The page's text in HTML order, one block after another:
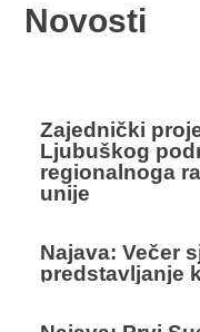
Novosti
Zajednički
Ljubuškog
regionalnoga
unije
Najava: Večer
predstavljanje